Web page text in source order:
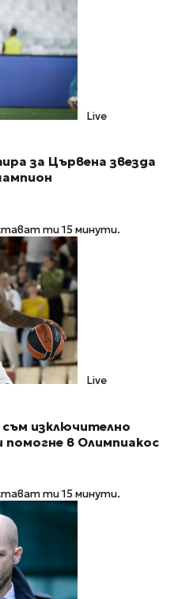
Live
за Цървена звезда
ти 15 минути.
Live
изключително
в Олимпиакос
ти 15 минути.